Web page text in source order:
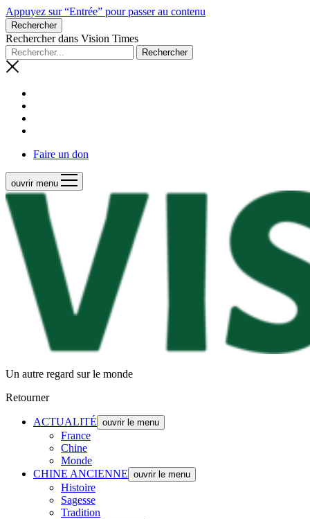
Appuyez sur “Entrée” pour passer au contenu
Rechercher
Rechercher dans Vision Times
Faire un don
ouvrir menu
Un autre regard sur le monde
Retourner
ACTUALITÉ ouvrir le menu
France
Chine
Monde
CHINE ANCIENNE ouvrir le menu
Histoire
Sagesse
Tradition